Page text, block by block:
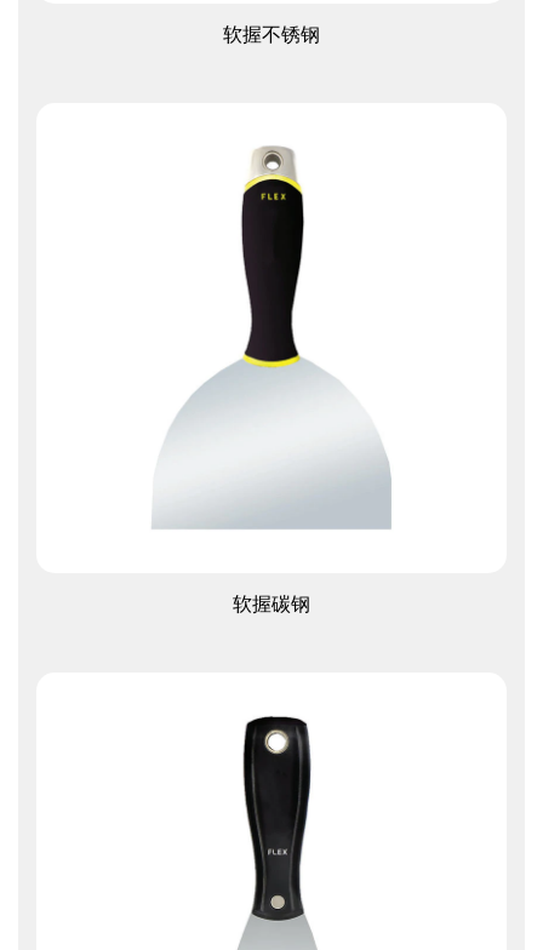
查看更多
软握不锈钢
查看更多
软握碳钢